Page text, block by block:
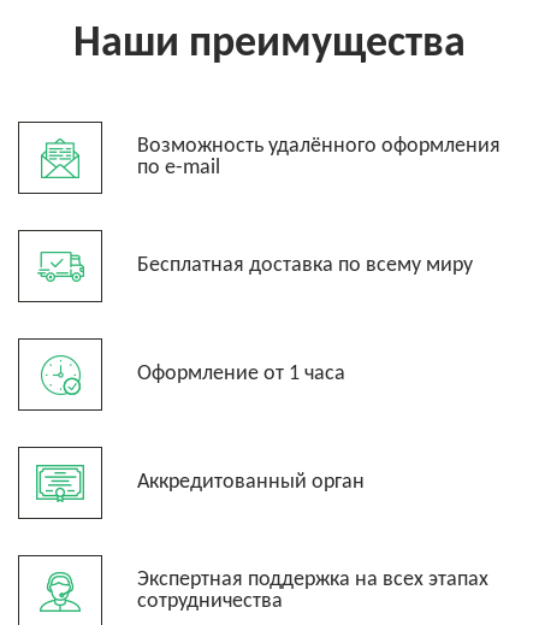
Наши преимущества
Возможность удалённого оформления
по e-mail
Бесплатная доставка по всему миру
Оформление от 1 часа
Аккредитованный орган
Экспертная поддержка на всех этапах
сотрудничества